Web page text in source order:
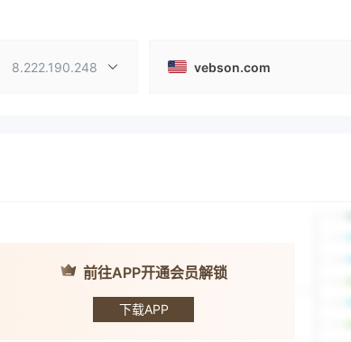
8.222.190.248 vebson.com
前往APP开通会员解锁
下载APP